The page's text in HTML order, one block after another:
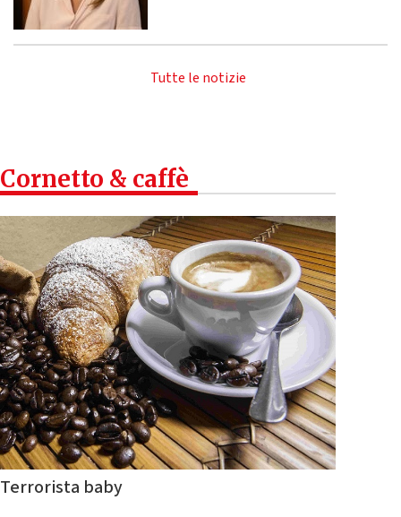
Tutte le notizie
Cornetto & caffè
Terrorista baby